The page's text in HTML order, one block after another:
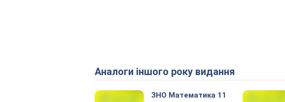
Аналоги іншого року видання
ЗНО Математика 11